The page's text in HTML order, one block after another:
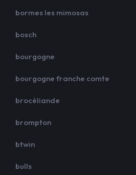
bormes les mimosas
bosch
bourgogne
bourgogne franche comte
brocéliande
brompton
btwin
bulls